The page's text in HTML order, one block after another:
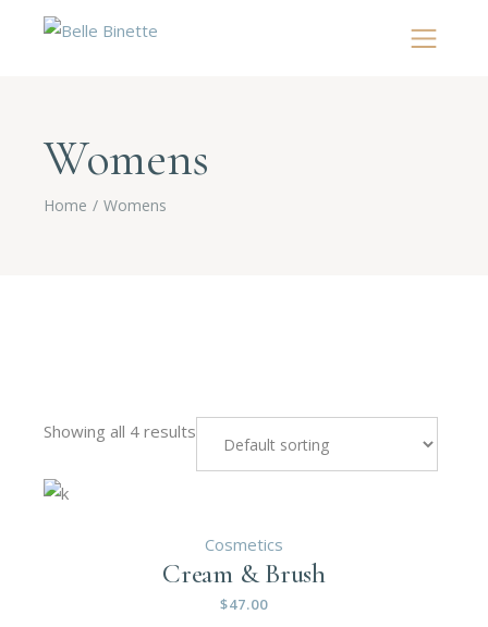
Womens
Home Womens
Showing all 4 results
Cosmetics
Cream & Brush
$47.00